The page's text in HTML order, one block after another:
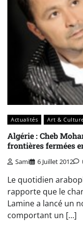
Actualités Art &
Algérie : Cheb
frontières fermées
Sami 6 Juillet 2012
Le quotidien
rapporte que le
Lamine a lancé un
comportant un […]